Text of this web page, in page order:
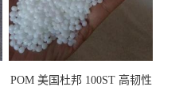
POM 美国杜邦 100ST 高韧性